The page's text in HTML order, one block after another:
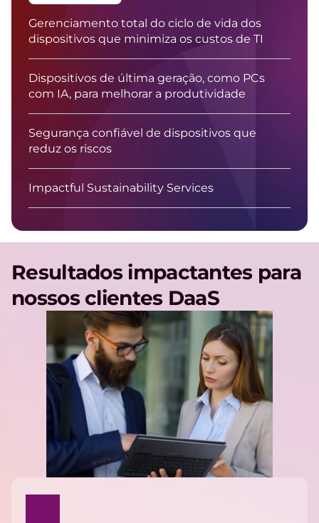
Gerenciamento total do ciclo de vida dos
dispositivos que minimiza os custos de TI
Dispositivos de última geração, como PCs
com IA, para melhorar a produtividade
Segurança confiável de dispositivos que
reduz os riscos
Impactful Sustainability Services
Resultados impactantes para
nossos clientes DaaS